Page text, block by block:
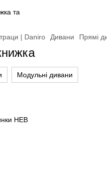
| Daniro Дивани Прямі
Модульні дивани